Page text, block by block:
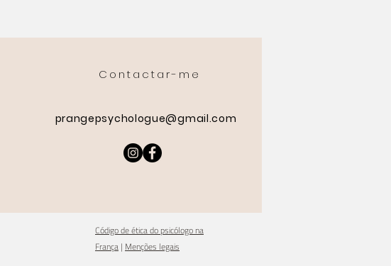
Contactar-me
prangepsychologue@gmail.com
Código de ética do psicólogo na
França|Menções legais